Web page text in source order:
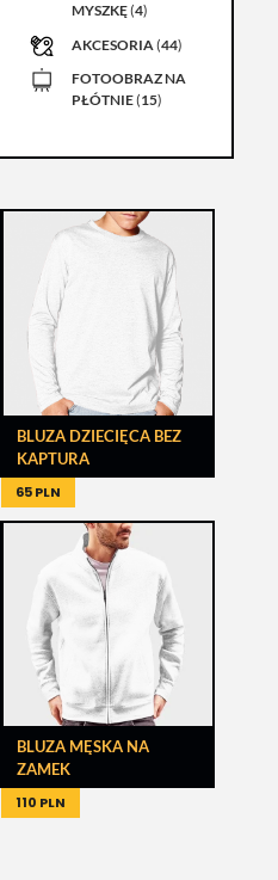
MYSZKĘ(4)
AKCESORIA(44)
FOTOOBRAZ NA
PŁÓTNIE(15)
BLUZA DZIECIĘCA BEZ
KAPTURA
65 PLN
BLUZA MĘSKA NA
ZAMEK
110 PLN